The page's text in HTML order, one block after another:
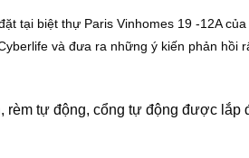
tại biệt thự Paris Vinhomes 19 -12A
và đưa ra những ý kiến phản hồi
rèm tự động, cổng tự động được lắp